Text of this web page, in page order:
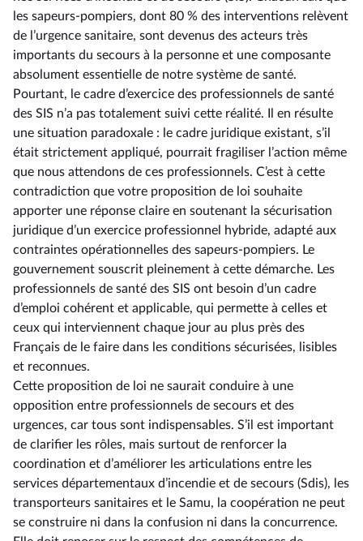
les sapeurs-pompiers, dont 80 % des interventions relèvent
de l’urgence sanitaire, sont devenus des acteurs très
importants du secours à la personne et une composante
absolument essentielle de notre système de santé.
Pourtant, le cadre d’exercice des professionnels de santé
des SIS n’a pas totalement suivi cette réalité. Il en résulte
une situation paradoxale : le cadre juridique existant, s’il
était strictement appliqué, pourrait fragiliser l’action même
que nous attendons de ces professionnels. C’est à cette
contradiction que votre proposition de loi souhaite
apporter une réponse claire en soutenant la sécurisation
juridique d’un exercice professionnel hybride, adapté aux
contraintes opérationnelles des sapeurs-pompiers. Le
gouvernement souscrit pleinement à cette démarche. Les
professionnels de santé des SIS ont besoin d’un cadre
d’emploi cohérent et applicable, qui permette à celles et
ceux qui interviennent chaque jour au plus près des
Français de le faire dans les conditions sécurisées, lisibles
et reconnues.
Cette proposition de loi ne saurait conduire à une
opposition entre professionnels de secours et des
urgences, car tous sont indispensables. S’il est important
de clarifier les rôles, mais surtout de renforcer la
coordination et d’améliorer les articulations entre les
services départementaux d’incendie et de secours (Sdis), les
transporteurs sanitaires et le Samu, la coopération ne peut
se construire ni dans la confusion ni dans la concurrence.